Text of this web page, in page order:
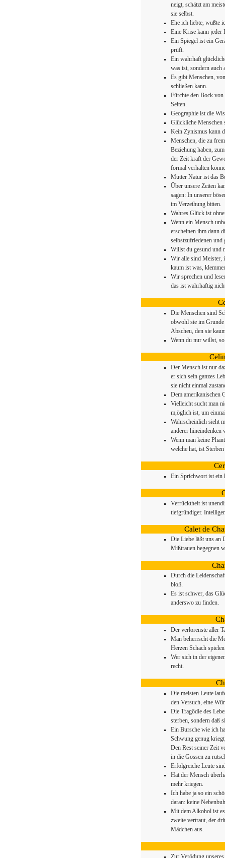
neigt, schätzt am
sie selbst.
Ehe ich liebte, wußte
Eine Krise kann jeder
Ein Spiegel ist ein
prüft.
Ein wahrhaft
was ist, sondern auch
Es gibt Menschen,
schließen kann.
Fürchte den Bock
Seiten.
Geographie ist die
Glückliche Menschen
Kein Zynismus kann
Menschen, die zu
Beziehung haben,
der Zeit kraft der
formal verhalten
Mutter Natur ist das
Über unsere Zeiten
sagen: In unserer
im Verzeihung bitten.
Wahres Glück ist
Wenn ein Mensch
erscheinen ihm dann
selbstzufriedenen und
Willst du gesund und
Wir alle sind Meister,
kaum ist was,
Wir sprechen und
das ist wahrhaftig
Die Menschen sind
obwohl sie im Grunde
Abscheu, den sie
Wenn du nur willst,
Der Mensch ist nur
er sich sein ganzes
sie nicht einmal
Dem amerikanischen
Vielleicht sucht man
m,öglich ist, um
Wahrscheinlich sieht
anderer hineindenken
Wenn man keine
welche hat, ist
Ein Sprichwort ist ein
Verrücktheit ist
tiefgründiger.
Calet de
Die Liebe läßt uns an
Mißtrauen begegnen
Durch die
bloß.
Es ist schwer, das
anderswo zu finden.
Der verlorenste aller
Man beherrscht die
Herzen Schach
Wer sich in der
recht.
Die meisten Leute
den Versuch, eine
Die Tragödie des
sterben, sondern daß
Ein Bursche wie ich
Schwung genug
Den Rest seiner Zeit
in die Gossen zu
Erfolgreiche Leute
Hat der Mensch
mehr kriegen.
Ich habe ja so ein
daran: keine
Mit dem Alkohol ist
zweite vertraut, der
Mädchen aus.